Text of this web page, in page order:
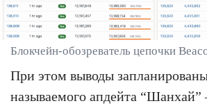
Блокчейн-обозреватель цепочки
При этом выводы
называемого апдейта